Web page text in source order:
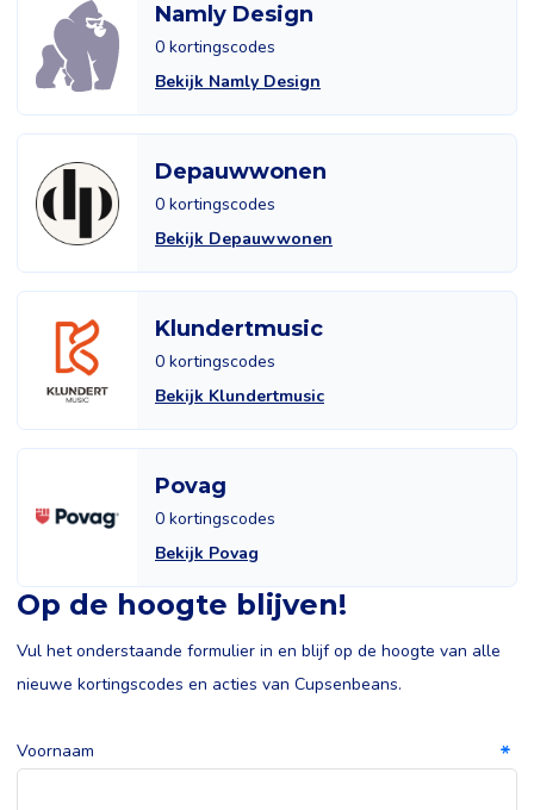
Namly Design
0 kortingscodes
Bekijk Namly Design
Depauwwonen
0 kortingscodes
Bekijk Depauwwonen
Klundertmusic
0 kortingscodes
Bekijk Klundertmusic
Povag
0 kortingscodes
Bekijk Povag
Op de hoogte blijven!
Vul het onderstaande formulier in en blijf op de hoogte van alle
nieuwe kortingscodes en acties van Cupsenbeans.
Voornaam